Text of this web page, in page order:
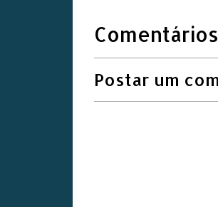
Comentários
Postar um